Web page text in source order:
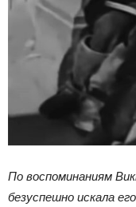
По воспоминаниям
безуспешно искала